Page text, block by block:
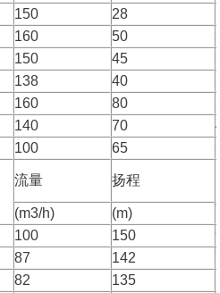
150 28
160 50
150 45
138 40
160 80
140 70
100 65
流量 扬程
(m3/h)
(m)
100 150
87 142
82 135